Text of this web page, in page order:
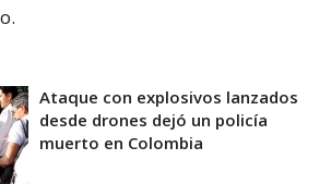
Ataque con explosivos lanzados
desde drones dejó un policía
muerto en Colombia